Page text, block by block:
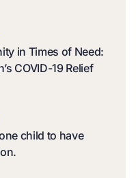
in Times of Need:
COVID-19 Relief
child to have